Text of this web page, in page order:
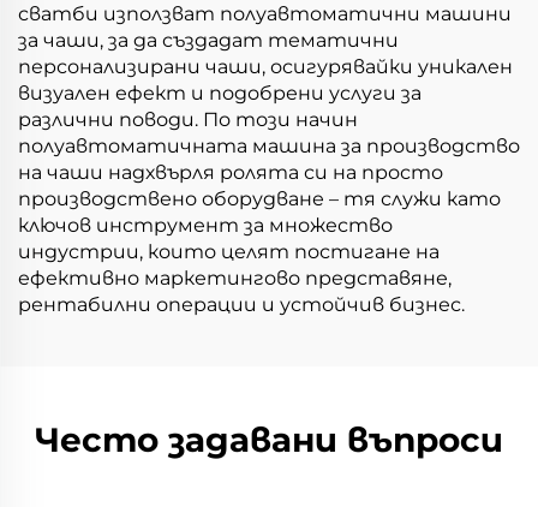
сватби използват полуавтоматични машини
за чаши, за да създадат тематични
персонализирани чаши, осигурявайки уникален
визуален ефект и подобрени услуги за
различни поводи. По този начин
полуавтоматичната машина за производство
на чаши надхвърля ролята си на просто
производствено оборудване – тя служи като
ключов инструмент за множество
индустрии, които целят постигане на
ефективно маркетингово представяне,
рентабилни операции и устойчив бизнес.
Често задавани въпроси